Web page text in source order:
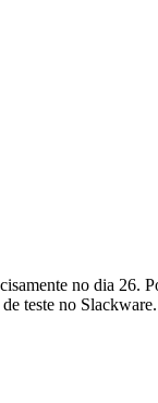
no dia 26.
teste no